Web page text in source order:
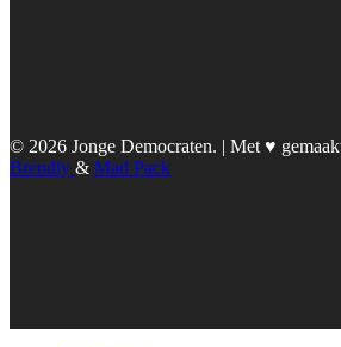
© 2026 Jonge Democraten. | Met ♥︎
Brendly & Mad Pack